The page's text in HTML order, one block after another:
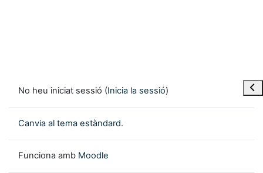
No heu iniciat sessió (Inicia la sessió)
Canvia al tema estàndard.
Funciona amb Moodle